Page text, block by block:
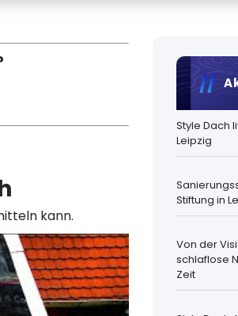
kann.
Style Dach
Leipzig
Stiftung in
Von der
schlaflose
Zeit